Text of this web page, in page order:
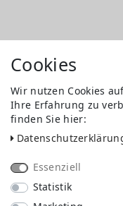
Cookies
Wir nutzen Cookies
Ihre Erfahrung zu
finden Sie hier:
Essenziell
Statistik